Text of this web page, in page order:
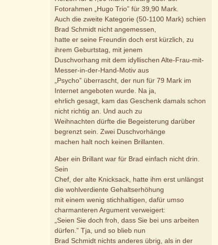
Fotorahmen „Hugo Trio” für 39,90 Mark.
Auch die zweite Kategorie (50-1100 Mark) schien
Brad Schmidt nicht angemessen,
hatte er seine Freundin doch erst kürzlich, zu
ihrem Geburtstag, mit jenem
Duschvorhang mit dem idyllischen Alte-Frau-mit-
Messer-in-der-Hand-Motiv aus
„Psycho” überrascht, der nun für 79 Mark im
Internet angeboten wurde. Na ja,
ehrlich gesagt, kam das Geschenk damals schon
nicht richtig an. Und auch zu
Weihnachten dürfte die Begeisterung darüber
begrenzt sein. Zwei Duschvorhänge
machen halt noch keinen Brillanten.
Aber ein Brillant war für Brad einfach nicht drin.
Sein
Chef, der alte Knicksack, hatte ihm erst unlängst
die wohlverdiente Gehaltserhöhung
mit einem wenig stichhaltigen, dafür umso
charmanteren Argument verweigert:
„Seien Sie doch froh, dass Sie bei uns arbeiten
dürfen.” Tja, und so blieb nun
Brad Schmidt nichts anderes übrig, als in der